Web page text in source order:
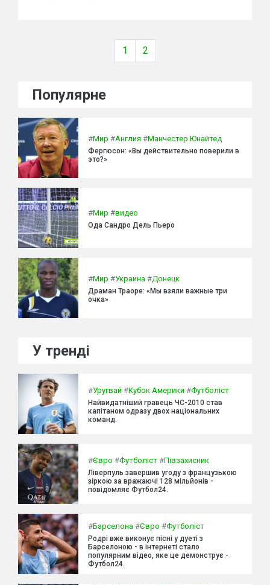
1 2
Популярне
#Мир #Англия #Манчестер Юнайтед
Фергюсон: «Вы действительно поверили в
это?»
#Мир #видео
Ода Сандро Дель Пьеро
#Мир #Украина #Донецк
Драман Траоре: «Мы взяли важные три
очка»
У тренді
#Уругвай #Кубок Америки #Футболіст
Найвидатніший гравець ЧС-2010 став
капітаном одразу двох національних
команд.
#Євро #Футболіст #Півзахисник
Ліверпуль завершив угоду з французькою
зіркою за вражаючі 128 мільйонів -
повідомляє Футбол24.
#Барселона #Євро #Футболіст
Родрі вже виконує пісні у дуеті з
Барселоною - в інтернеті стало
популярним відео, яке це демонструє -
Футбол24.